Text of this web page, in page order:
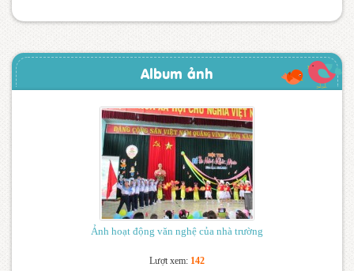
Album ảnh
Ảnh hoạt động văn nghệ của nhà trường
Lượt xem: 142